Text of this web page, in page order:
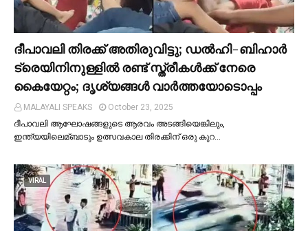
ദീപാവലി തിരക്ക് അതിരുവിട്ടു; ഡല്‍ഹി-ബിഹാര്‍
ട്രെയിനിനുള്ളില്‍ രണ്ട് സ്ത്രീകള്‍ക്ക് നേരെ
കൈയേറ്റം; ദൃശ്യങ്ങള്‍ വാർത്തയോടൊപ്പം
MALAYALI SPEAKS
October 23, 2025
ദീപാവലി ആഘോഷങ്ങളുടെ ആരവം അടങ്ങിയെങ്കിലും,
ഇന്ത്യയിലെമ്ബാടും ഉത്സവകാല തിരക്കിന് ഒരു കുറ…
VIRAL